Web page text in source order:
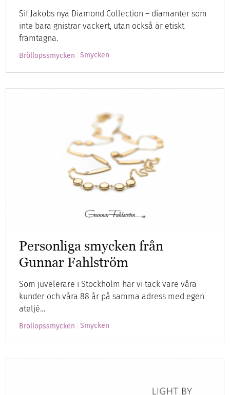
Sif Jakobs nya Diamond Collection – diamanter som
inte bara gnistrar vackert, utan också är etiskt
framtagna.
Bröllopssmycken Smycken
Personliga smycken från
Gunnar Fahlström
Som juvelerare i Stockholm har vi tack vare våra
kunder och våra 88 år på samma adress med egen
ateljé…
Bröllopssmycken Smycken